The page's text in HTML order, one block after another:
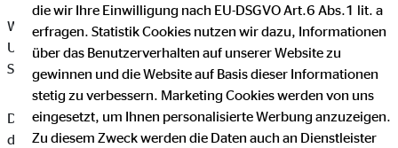
Wir freuen uns sehr über Ihr Interesse an unserem
Unternehmen. Datenschutz hat einen besonders hohen
Stellenwert bei der OVB Vermögensberatung AG.
Die Verarbeitung personenbezogener Daten, beispielsweise
des Namens, der Anschrift, E-Mail-Adresse oder
die wir Ihre Einwilligung nach EU-DSGVO Art.6 Abs.1 lit. a
erfragen. Statistik Cookies nutzen wir dazu, Informationen
über das Benutzerverhalten auf unserer Website zu
gewinnen und die Website auf Basis dieser Informationen
stetig zu verbessern. Marketing Cookies werden von uns
eingesetzt, um Ihnen personalisierte Werbung anzuzeigen.
Zu diesem Zweck werden die Daten auch an Dienstleister